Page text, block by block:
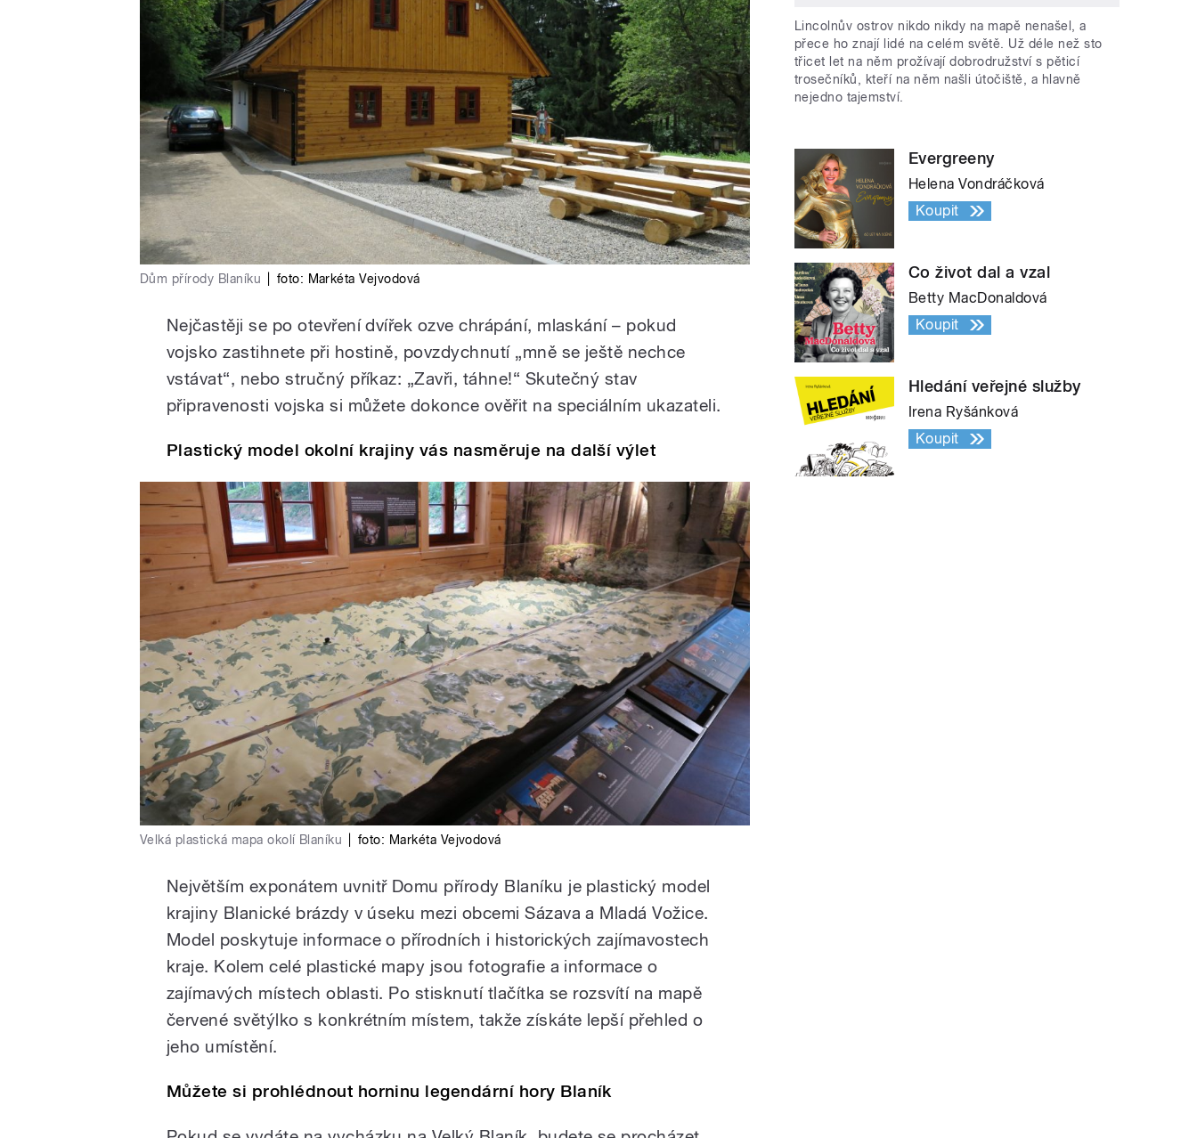
Dům přírody Blaníku foto: Markéta Vejvodová
Nejčastěji se po otevření dvířek ozve chrápání, mlaskání – pokud
vojsko zastihnete při hostině, povzdychnutí „mně se ještě nechce
vstávat“, nebo stručný příkaz: „Zavři, táhne!“ Skutečný stav
připravenosti vojska si můžete dokonce ověřit na speciálním ukazateli.
Plastický model okolní krajiny vás nasměruje na další výlet
Velká plastická mapa okolí Blaníku foto: Markéta Vejvodová
Největším exponátem uvnitř Domu přírody Blaníku je plastický model
krajiny Blanické brázdy v úseku mezi obcemi Sázava a Mladá Vožice.
Model poskytuje informace o přírodních i historických zajímavostech
kraje. Kolem celé plastické mapy jsou fotografie a informace o
zajímavých místech oblasti. Po stisknutí tlačítka se rozsvítí na mapě
červené světýlko s konkrétním místem, takže získáte lepší přehled o
jeho umístění.
Můžete si prohlédnout horninu legendární hory Blaník
Lincolnův ostrov nikdo nikdy na mapě nenašel, a
přece ho znají lidé na celém světě. Už déle než sto
třicet let na něm prožívají dobrodružství s pěticí
trosečníků, kteří na něm našli útočiště, a hlavně
nejedno tajemství.
Evergreeny
Helena Vondráčková
Koupit
Co život dal a vzal
Betty MacDonaldová
Koupit
Hledání veřejné služby
Irena Ryšánková
Koupit